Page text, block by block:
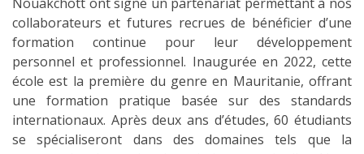
collaborateurs et futures recrues de bénéficier d’une
formation continue pour leur développement
personnel et professionnel. Inaugurée en 2022, cette
école est la première du genre en Mauritanie, offrant
une formation pratique basée sur des standards
internationaux. Après deux ans d’études, 60 étudiants
se spécialiseront dans des domaines tels que la